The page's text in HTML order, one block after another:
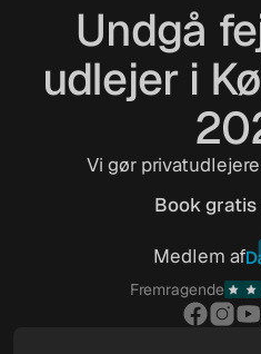
Undgå
udlejer i
Vi gør
Book
Book
Medlem af
Fremragende